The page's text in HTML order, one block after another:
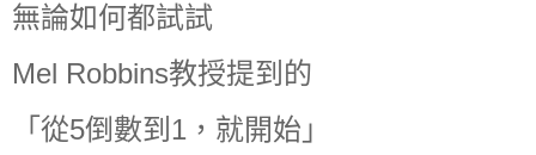
無論如何都試試
Mel Robbins教授提到的
「從5倒數到1，就開始」